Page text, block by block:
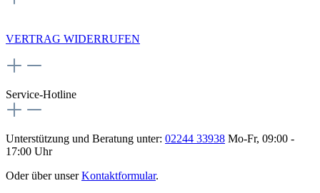
VERTRAG WIDERRUFEN
Service-Hotline
Unterstützung und Beratung unter: 02244 33938 Mo-Fr, 09:00 -
17:00 Uhr
Oder über unserKontaktformular.